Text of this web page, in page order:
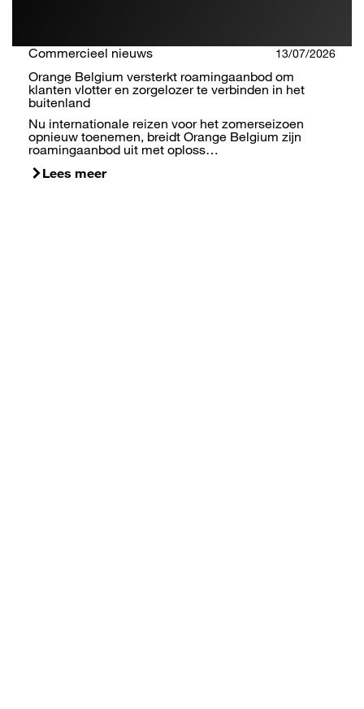
Commercieel nieuws 13/07/2026
Orange Belgium versterkt roamingaanbod om
klanten vlotter en zorgelozer te verbinden in het
buitenland
Nu internationale reizen voor het zomerseizoen
opnieuw toenemen, breidt Orange Belgium zijn
roamingaanbod uit met oploss…
Lees meer